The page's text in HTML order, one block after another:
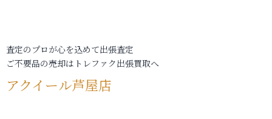
査定のプロが心を込めて出張査定
ご不要品の売却はトレファク出張買取へ
アクイール芦屋店